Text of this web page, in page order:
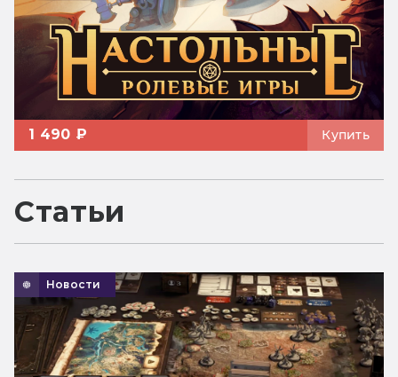
1 490 ₽ Купить
Статьи
Новости